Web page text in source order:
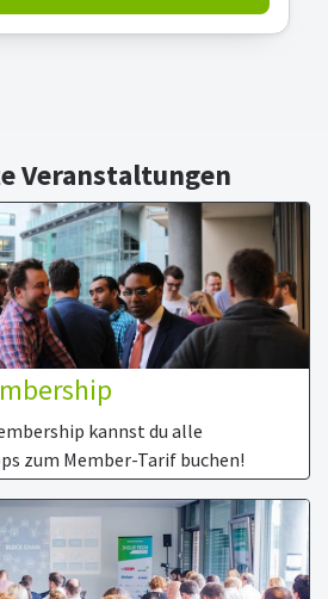
Veranstaltungen
kannst du alle
zum Member-Tarif buchen!